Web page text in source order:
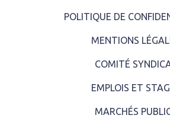
POLITIQUE DE
MENTIONS
COMITÉ
EMPLOIS ET
MARCHÉS